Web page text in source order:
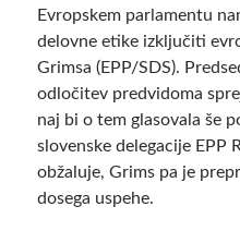
Evropskem parlamentu
delovne etike izključiti
Grimsa (EPP/SDS).
odločitev predvidoma
naj bi o tem glasovala še
slovenske delegacije EPP
obžaluje, Grims pa je
dosega uspehe.